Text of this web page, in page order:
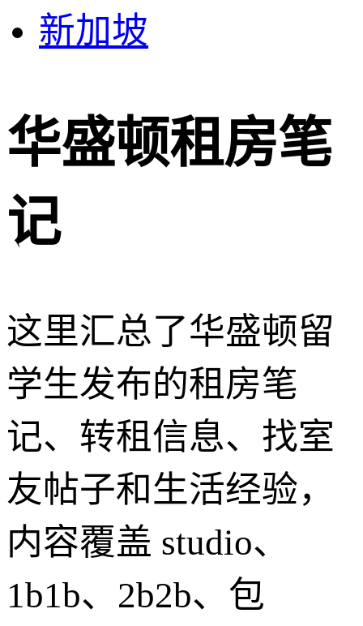
新加坡
华盛顿租房笔
记
这里汇总了华盛顿留
学生发布的租房笔
记、转租信息、找室
友帖子和生活经验，
内容覆盖 studio、
1b1b、2b2b、包